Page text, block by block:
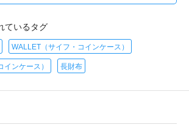
ているタグ
WALLET（サイフ・コインケース）
ンケース） 長財布